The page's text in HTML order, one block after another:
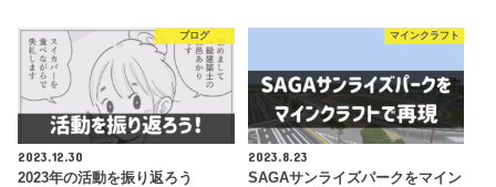
ブログ
2023.12.30
2023年の活動を振り返ろう
マインクラフト
2023.8.23
SAGAサンライズパークをマイン